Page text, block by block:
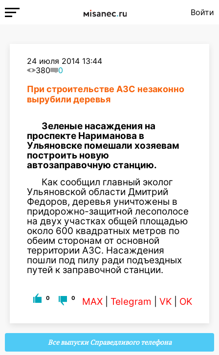
Войти
24 июля 2014 13:44
380
0
При строительстве АЗС незаконно
вырубили деревья
Зеленые насаждения на
проспекте Нариманова в
Ульяновске помешали хозяевам
построить новую
автозаправочную станцию.
Как сообщил главный эколог
Ульяновской области Дмитрий
Федоров, деревья уничтожены в
придорожно-защитной лесополосе
на двух участках общей площадью
около 600 квадратных метров по
обеим сторонам от основной
территории АЗС. Насаждения
пошли под пилу ради подъездных
путей к заправочной станции.
0 0 MAX Telegram VK OK
Все выпуски Справедливого телефона